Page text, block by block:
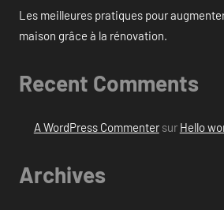
Les meilleures pratiques pour
maison grâce à la rénovation.
Recent Comments
A WordPress Commentersur Hello
Archives